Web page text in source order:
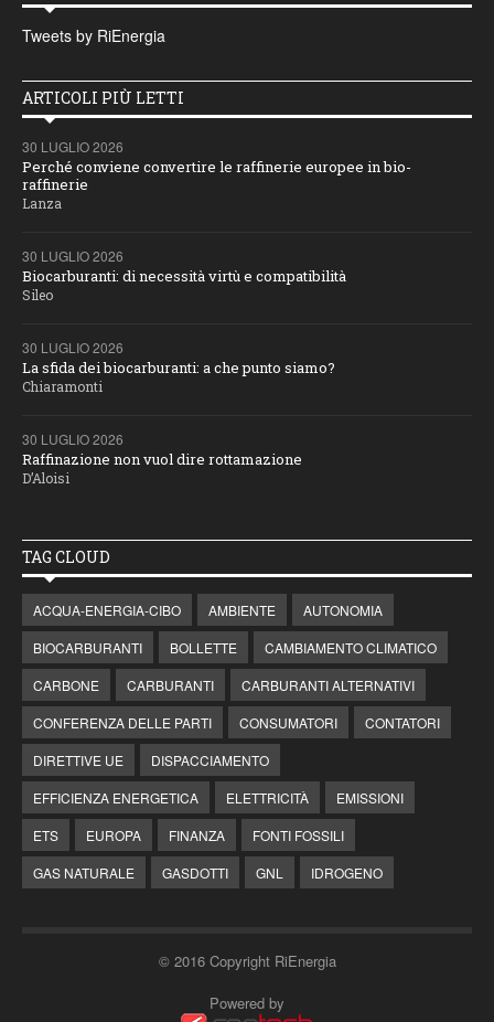
Tweets by RiEnergia
ARTICOLI PIÙ LETTI
30 LUGLIO 2026
Perché conviene convertire le raffinerie europee in bio-
raffinerie
Lanza
30 LUGLIO 2026
Biocarburanti: di necessità virtù e compatibilità
Sileo
30 LUGLIO 2026
La sfida dei biocarburanti: a che punto siamo?
Chiaramonti
30 LUGLIO 2026
Raffinazione non vuol dire rottamazione
D’Aloisi
TAG CLOUD
ACQUA-ENERGIA-CIBO AMBIENTE
AUTONOMIA
BIOCARBURANTI
BOLLETTE
CAMBIAMENTO CLIMATICO
CARBONE
CARBURANTI
CARBURANTI ALTERNATIVI
CONFERENZA DELLE PARTI
CONSUMATORI
CONTATORI
DIRETTIVE UE
DISPACCIAMENTO
EFFICIENZA ENERGETICA
ELETTRICITÀ
EMISSIONI
ETS
EUROPA FINANZA
FONTI FOSSILI
GAS NATURALE
GASDOTTI GNL IDROGENO
© 2016 Copyright RiEnergia
Powered by